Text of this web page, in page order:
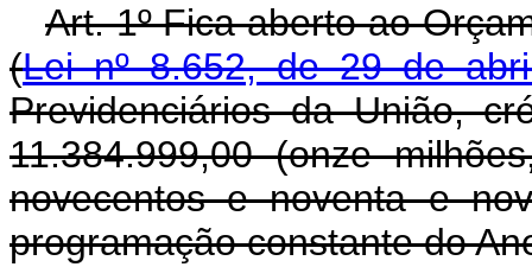
Art. 1º Fica aberto ao
(Lei nº 8.652, de 29 de
Previdenciários da União,
11.384.999,00 (onze
novecentos e noventa e
programação constante do